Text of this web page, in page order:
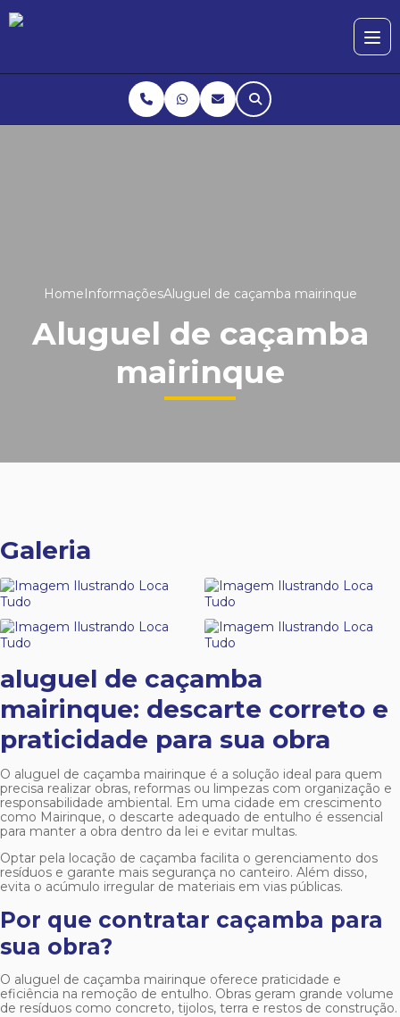
HomeInformaçõesAluguel de caçamba mairinque
Aluguel de caçamba
mairinque
Galeria
aluguel de caçamba
mairinque: descarte correto e
praticidade para sua obra
O aluguel de caçamba mairinque é a solução ideal para quem
precisa realizar obras, reformas ou limpezas com organização e
responsabilidade ambiental. Em uma cidade em crescimento
como Mairinque, o descarte adequado de entulho é essencial
para manter a obra dentro da lei e evitar multas.
Optar pela locação de caçamba facilita o gerenciamento dos
resíduos e garante mais segurança no canteiro. Além disso,
evita o acúmulo irregular de materiais em vias públicas.
Por que contratar caçamba para
sua obra?
O aluguel de caçamba mairinque oferece praticidade e
eficiência na remoção de entulho. Obras geram grande volume
de resíduos como concreto, tijolos, terra e restos de construção.